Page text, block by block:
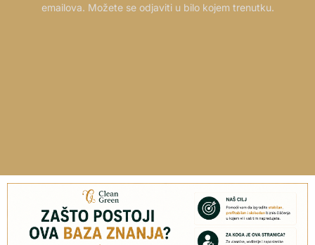
emailova. Možete se odjaviti u bilo kojem trenutku.